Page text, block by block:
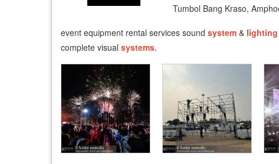
Tumbol Bang Kraso,
event equipment rental services sound system & lighting
complete visual systems.